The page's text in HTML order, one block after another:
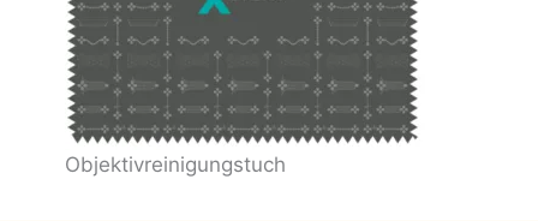
Objektivreinigungstuch